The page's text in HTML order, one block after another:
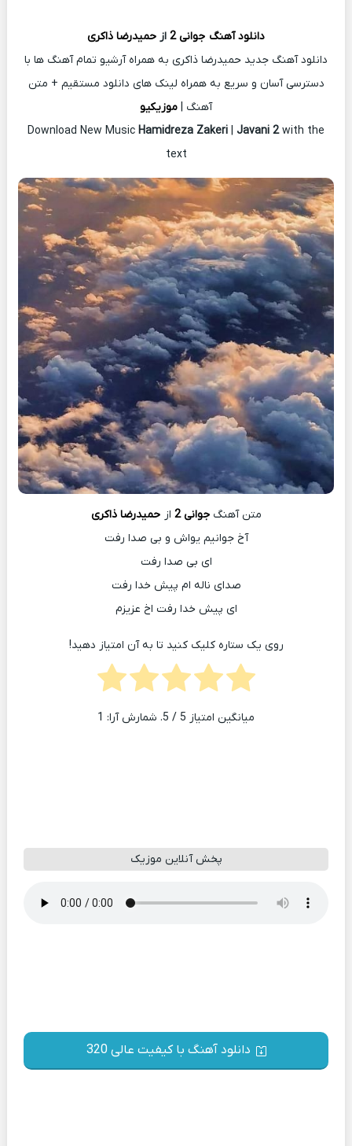
دانلود آهنگ جوانی 2 از حمیدرضا ذاکری
دانلود آهنگ جدید حمیدرضا ذاکری به همراه آرشیو تمام آهنگ ها با
دسترسی آسان و سریع به همراه لینک های دانلود مستقیم + متن
آهنگ | موزیکیو
Download New Music Hamidreza Zakeri | Javani 2with the
text
متن آهنگجوانی 2 از حمیدرضا ذاکری
آخ جوانیم یواش و بی صدا رفت
ای بی صدا رفت
صدای ناله ام پیش خدا رفت
ای پیش خدا رفت اخ عزیزم
روی یک ستاره کلیک کنید تا به آن امتیاز دهید!
میانگین امتیاز 5 / 5. شمارش آرا: 1
پخش آنلاین موزیک
دانلود آهنگ با کیفیت عالی 320